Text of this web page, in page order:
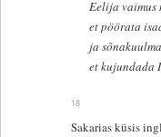
Eelija vaimus
et pöörata
ja
et kujundada
18
Sakarias küsis